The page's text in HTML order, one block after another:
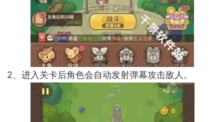
2、进入关卡后角色会自动发射弹幕攻击敌人。